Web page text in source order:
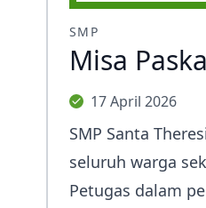
SMP
Misa
17 April 2026
SMP Santa
seluruh warga
Petugas dalam